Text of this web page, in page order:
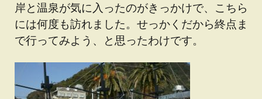
岸と温泉が気に入ったのがきっかけで、こちら
には何度も訪れました。せっかくだから終点ま
で行ってみよう、と思ったわけです。